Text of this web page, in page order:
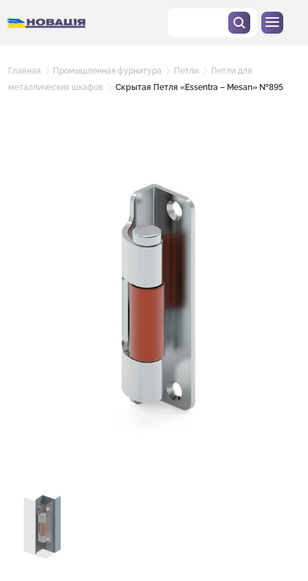
Главная Промышленная фурнитура Петли
Петли для
металлических шкафов
Скрытая Петля «Essentra – Mesan» №895